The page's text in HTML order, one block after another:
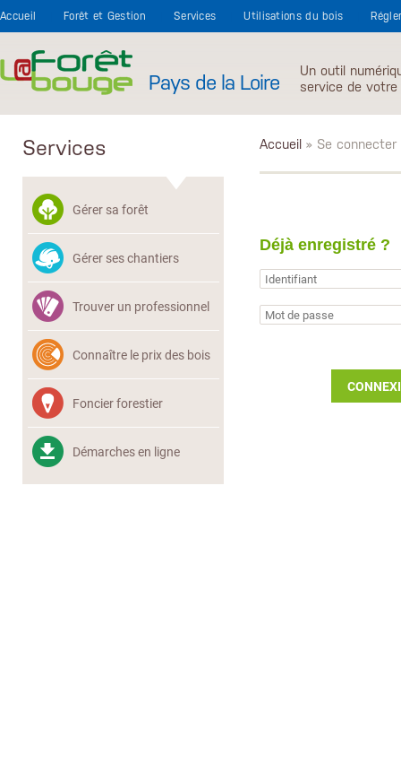
Accueil
Forêt et Gestion Services Utilisations du bois
Pays de la Loire
Un outil
service de
Services
Gérer sa forêt
Gérer ses chantiers
Trouver un professionnel
Connaître le prix des bois
Foncier forestier
Démarches en ligne
Accueil » Se connecter
Déjà enregistré ?